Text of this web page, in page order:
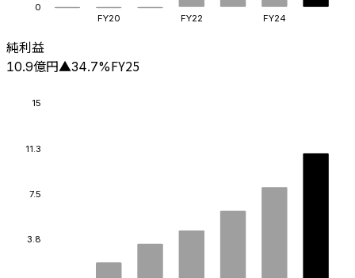
0
FY20 FY22 FY24
純利益
10.9億円▲34.7%FY25
3.8
7.5
11.3
15